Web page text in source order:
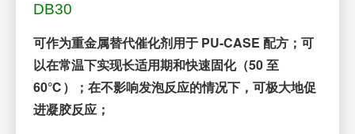
DB30
可作为重金属替代催化剂用于 PU-CASE 配方；可
以在常温下实现长适用期和快速固化（50 至
60℃）；在不影响发泡反应的情况下，可极大地促
进凝胶反应；